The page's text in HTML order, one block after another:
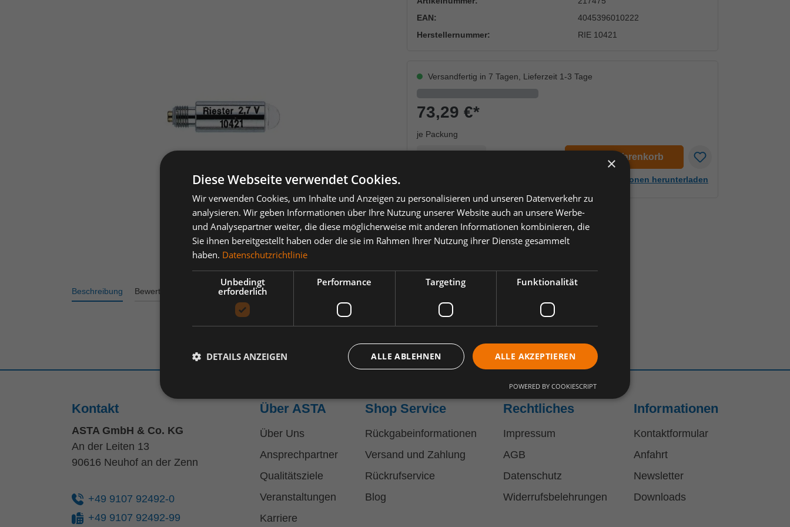
EAN:
4045396010222
Herstellernummer:
RIE 10421
Versandfertig in 7 Tagen, Lieferzeit 1-3 Tage
73,29 €*
je Packung
Einheit
In den Warenkorb
Artikelinformationen herunterladen
Beschreibung Bewertungen
Kontakt
ASTA GmbH & Co. KG
An der Leiten 13
90616 Neuhof an der Zenn
+49 9107 92492-0
+49 9107 92492-99
Über ASTA
Über Uns
Ansprechpartner
Qualitätsziele
Veranstaltungen
Karriere
Shop Service
Rückgabeinformationen
Versand und Zahlung
Rückrufservice
Blog
Rechtliches
Impressum
AGB
Datenschutz
Widerrufsbelehrungen
Informationen
Kontaktformular
Anfahrt
Newsletter
Downloads
×
Diese Webseite verwendet Cookies.
Wir verwenden Cookies, um Inhalte und Anzeigen zu personalisieren und unseren Datenverkehr zu
analysieren. Wir geben Informationen über Ihre Nutzung unserer Website auch an unsere Werbe-
und Analysepartner weiter, die diese möglicherweise mit anderen Informationen kombinieren, die
Sie ihnen bereitgestellt haben oder die sie im Rahmen Ihrer Nutzung ihrer Dienste gesammelt
haben. Datenschutzrichtlinie
Unbedingt
erforderlich
Performance Targeting Funktionalität
ALLE AKZEPTIEREN
ALLE ABLEHNEN
DETAILS ANZEIGEN
POWERED BY COOKIESCRIPT